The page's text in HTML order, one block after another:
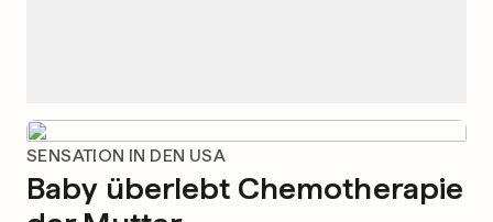
SENSATION IN DEN USA
Baby überlebt Chemotherapie